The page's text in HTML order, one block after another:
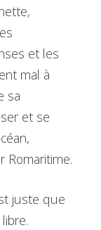
et les
mal à
sa
et se
juste que